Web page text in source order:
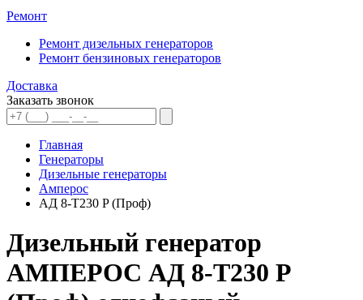
Ремонт
Ремонт дизельных генераторов
Ремонт бензиновых генераторов
Доставка
Заказать звонок
Главная
Генераторы
Дизельные генераторы
Амперос
АД 8-Т230 P (Проф)
Дизельный генератор
АМПЕРОС АД 8-Т230 P